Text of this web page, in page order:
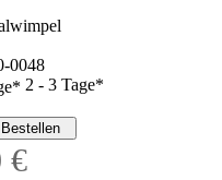
0048
2 - 3 Tage*
€